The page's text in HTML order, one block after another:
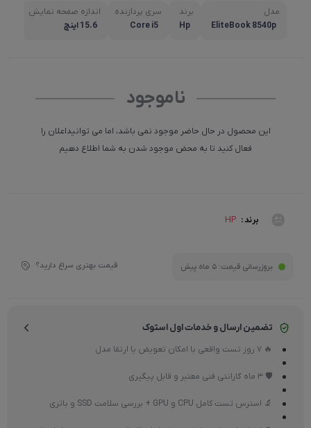
مدل
EliteBook 8540p
برند
Hp
سری پردازنده
Core i5
اندازه صفحه نمایش
15.6 اينچ
ناموجود
این محصول در حال حاضر موجود نمی باشد، اما می توانیداعلان را
فعال کنید تا به محض موجود شدن به شما اطلاع دهیم
برند : HP
بروزرسانی قیمت: 5 ماه پیش قیمت بهتری سراغ دارید؟
تضمین ارسال و خدمات اول استوک
🔥 7 روز تست واقعی با امکان تعویض یا ارتقا مدل
🛡 3 ماه گارانتی فنی معتبر و قابل پیگیری
🔬 استرس تست کامل CPU و GPU + بررسی سلامت SSD و باتری